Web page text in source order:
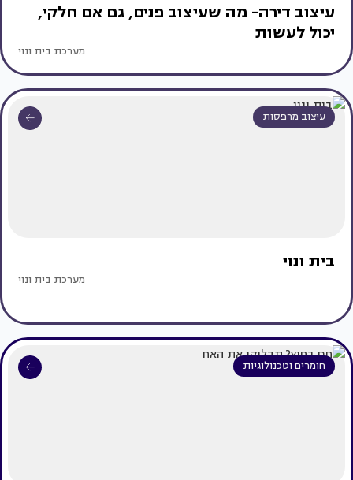
עיצוב דירה- מה שעיצוב פנים, גם אם חלקי,
יכול לעשות
מערכת בית ונוי
עיצוב מרפסות
בית ונוי
מערכת בית ונוי
חומרים וטכנולוגיות